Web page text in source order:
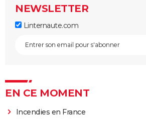
NEWSLETTER
Linternaute.com
EN CE MOMENT
Incendies en France